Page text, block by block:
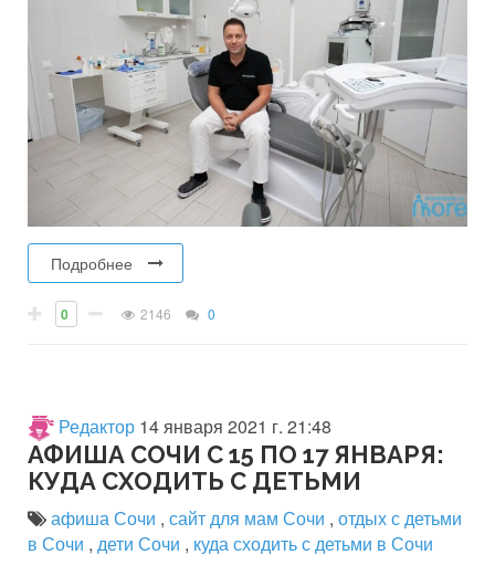
Подробнее
0 2146 0
Редактор 14 января 2021 г. 21:48
АФИША СОЧИ С 15 ПО 17 ЯНВАРЯ:
КУДА СХОДИТЬ С ДЕТЬМИ
афиша Сочи , сайт для мам Сочи , отдых с детьми
в Сочи , дети Сочи , куда сходить с детьми в Сочи